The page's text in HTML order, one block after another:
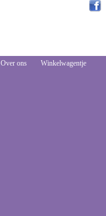
Over ons Winkelwagentje